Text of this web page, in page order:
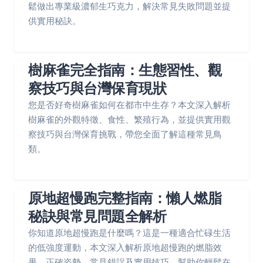
鬆做出專業級濃郁生巧克力，解決常見失敗問題並提
供實用秘訣。
樹麻雀完全指南：生態習性、觀
察技巧與台灣保育現狀
您是否好奇樹麻雀如何在都市中生存？本文深入解析
樹麻雀的外觀特徵、食性、繁殖行為，並提供實用觀
察技巧與台灣保育挑戰，帶您全面了解這種常見鳥
類。
原地超慢跑完整指南：懶人燃脂
秘訣與常見問題全解析
你知道原地超慢跑是什麼嗎？這是一種適合忙碌生活
的低強度運動，本文深入解析原地超慢跑的燃脂效